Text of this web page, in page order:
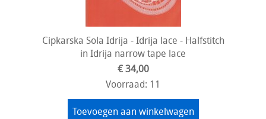
Cipkarska Sola Idrija - Idrija lace - Halfstitch
in Idrija narrow tape lace
€ 34,00
Voorraad: 11
Toevoegen aan winkelwagen